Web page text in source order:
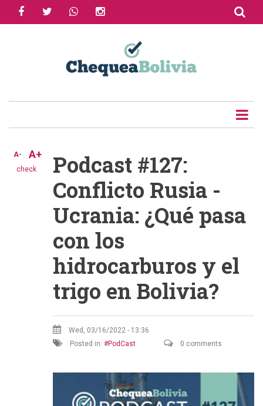
facebooktwitter whatsapp
check
A- A+
Podcast #127:
Conflicto Rusia -
Ucrania: ¿Qué pasa
con los
hidrocarburos y el
trigo en Bolivia?
Wed, 03/16/2022 - 13:36
Posted in:
PodCast 0 comments